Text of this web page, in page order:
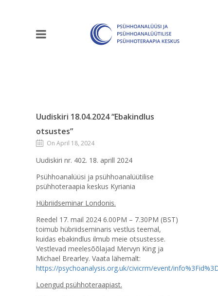
Uudiskiri 18.04.2024 “Ebakindlus
otsustes”
On April 18, 2024
Uudiskiri nr. 402. 18. aprill 2024
Psühhoanalüüsi ja psühhoanalüütilise
psühhoteraapia keskus Kyriania
Hübriidseminar Londonis.
Reedel 17. mail 2024 6.00PM – 7.30PM (BST)
toimub hübriidseminaris vestlus teemal,
kuidas ebakindlus ilmub meie otsustesse.
Vestlevad meelesõõlajad Mervyn King ja
Michael Brearley. Vaata lähemalt:
https://psychoanalysis.org.uk/civicrm/event/
Loengud psühhoteraapiast.